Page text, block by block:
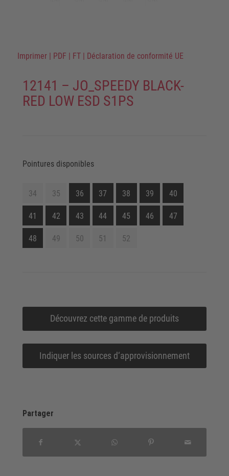
Imprimer | PDF | FT | Déclaration de conformité UE
12141 – JO_SPEEDY BLACK-
RED LOW ESD S1PS
Pointures disponibles
34 35 36 37 38 39 40
41 42 43 44 45 46 47
48 49 50 51 52
Découvrez cette gamme de produits
Indiquer les sources d‘approvisionnement
Partager